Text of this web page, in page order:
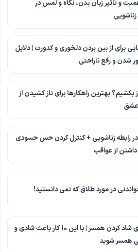
و تاثیر زبان بدن، نگاه و لمس در
زناشویی
برای از بین بردن دلخوری و کدورت | دلایل
شدن و رفع ناراحتی
بکشیم؟ بهترین راهکارها برای ناز کشیدن از
رابطه زناشویی + کنترل کردن حس حسودی
از عواقب
در مورد طلاق که نمی دانستید!
روش های شاد کردن همسر | با این 10 کار باعث شادی و
همسر شوید